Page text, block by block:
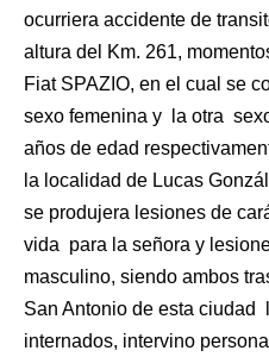
ocurriera accidente de
altura del Km. 261,
Fiat SPAZIO, en el cual se
sexo femenina y
la otra
años de edad
la localidad de Lucas
se produjera lesiones de
vida para la señora y
masculino, siendo ambos
San Antonio de esta ciudad
internados, intervino